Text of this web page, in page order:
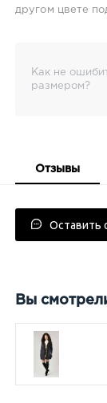
другом цвете
Как не
размером?
Отзывы
Оставить
Вы